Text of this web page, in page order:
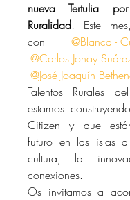
nueva Tertulia
Ruralidad! Este
con
@Blanca -
@Carlos Jonay
@José Joaquín
Talentos Rurales
estamos
Citizen y que
futuro en las islas
cultura, la
conexiones.
Os invitamos a